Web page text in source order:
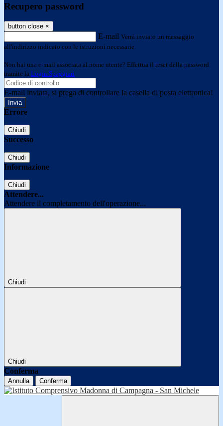
Recupero password
button close ×
E-mail Verrà inviato un messaggio
all'indirizzo indicato con le istruzioni necessarie.
Non hai una e-mail associata al nome utente? Effettua il reset della password
tramite la Login Spaggiari
E-mail inviata, si prega di controllare la casella di posta elettronica!
Errore
Chiudi
Successo
Chiudi
Informazione
Chiudi
Attendere...
Attendere il completamento dell'operazione...
Chiudi
Chiudi
Conferma
Annulla Conferma